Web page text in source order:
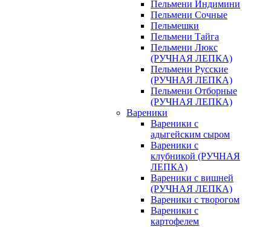
Пельмени Индимини
Пельмени Сочные
Пельмешки
Пельмени Тайга
Пельмени Люкс
(РУЧНАЯ ЛЕПКА)
Пельмени Русские
(РУЧНАЯ ЛЕПКА)
Пельмени Отборные
(РУЧНАЯ ЛЕПКА)
Вареники
Вареники с
адыгейским сыром
Вареники с
клубникой (РУЧНАЯ
ЛЕПКА)
Вареники с вишней
(РУЧНАЯ ЛЕПКА)
Вареники с творогом
Вареники с
картофелем